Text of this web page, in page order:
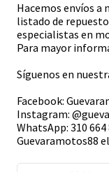
Hacemos envíos
listado de
especialistas en
Para mayor
Síguenos en
Facebook:
Instagram:
WhatsApp: 310 664
Guevaramotos88